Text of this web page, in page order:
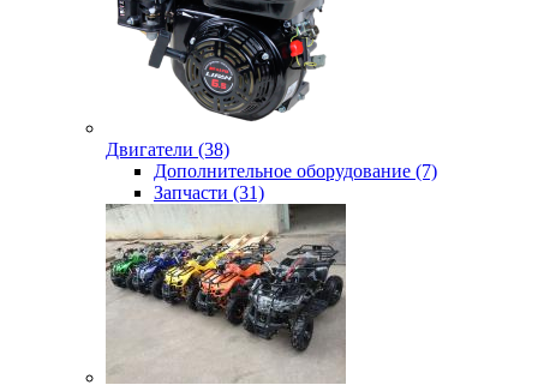
Двигатели (38)
Дополнительное оборудование (7)
Запчасти (31)